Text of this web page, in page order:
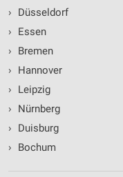
›
Düsseldorf
›
Essen
›
Bremen
›
Hannover
›
Leipzig
›
Nürnberg
›
Duisburg
›
Bochum